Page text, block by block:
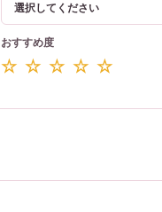
おすすめ度
☆ ☆ ☆ ☆ ☆